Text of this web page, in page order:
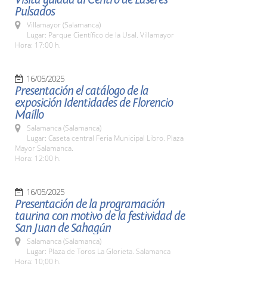
Pulsados
Villamayor (Salamanca)
Lugar: Parque Científico de la Usal. Villamayor
Hora: 17:00 h.
16/05/2025
Presentación el catálogo de la
exposición Identidades de Florencio
Maíllo
Salamanca (Salamanca)
Lugar: Caseta central Feria Municipal Libro. Plaza
Mayor Salamanca.
Hora: 12:00 h.
16/05/2025
Presentación de la programación
taurina con motivo de la festividad de
San Juan de Sahagún
Salamanca (Salamanca)
Lugar: Plaza de Toros La Glorieta. Salamanca
Hora: 10;00 h.